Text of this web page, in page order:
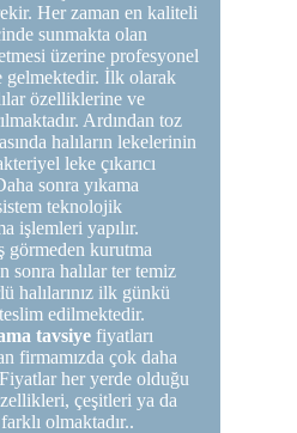
Her zaman en kaliteli
sunmakta olan
üzerine profesyonel
gelmektedir. İlk olarak
özelliklerine ve
Ardından toz
halıların lekelerinin
leke çıkarıcı
sonra yıkama
teknolojik
işlemleri yapılır.
görmeden kurutma
sonra halılar ter temiz
halılarınız ilk günkü
edilmektedir.
tavsiye fiyatları
firmamızda çok daha
her yerde olduğu
çeşitleri ya da
olmaktadır..